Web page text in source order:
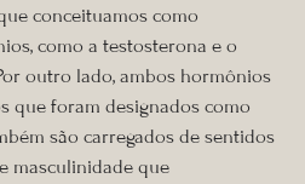
conceituamos como
como a testosterona e o
outro lado, ambos hormônios
que foram designados como
são carregados de sentidos
masculinidade que